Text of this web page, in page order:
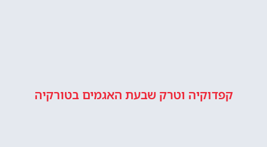
קפדוקיה וטרק שבעת האגמים בטורקיה